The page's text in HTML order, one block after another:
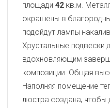
площади 42 кв.м.
окрашены в
подойдут лампы
Хрустальные подвески
вдохновляющим
композиции. Общая
Наполняя помещение
люстра создана, чтобы